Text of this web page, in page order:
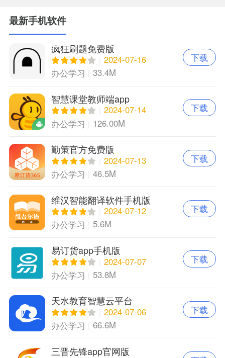
最新手机软件
疯狂刷题免费版
2024-07-16
办公学习
33.4M
下载
智慧课堂教师端app
2024-07-14
办公学习
126.00M
下载
勤策官方免费版
2024-07-13
办公学习
46.5M
下载
维汉智能翻译软件手机版
2024-07-12
办公学习
5.6M
下载
易订货app手机版
2024-07-07
办公学习
53.8M
下载
天水教育智慧云平台
2024-07-06
办公学习
66.6M
下载
三晋先锋app官网版